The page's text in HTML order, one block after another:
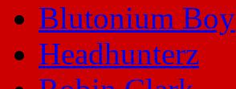
Blutonium Boy
Headhunterz